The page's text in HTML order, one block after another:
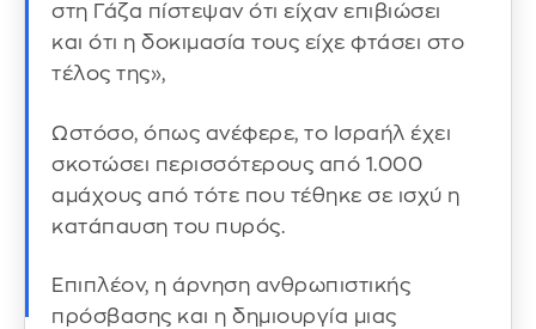
στη Γάζα πίστεψαν ότι είχαν επιβιώσει
και ότι η δοκιμασία τους είχε φτάσει στο
τέλος της»,
Ωστόσο, όπως ανέφερε, το Ισραήλ έχει
σκοτώσει περισσότερους από 1.000
αμάχους από τότε που τέθηκε σε ισχύ η
κατάπαυση του πυρός.
Επιπλέον, η άρνηση ανθρωπιστικής
πρόσβασης και η δημιουργία μιας